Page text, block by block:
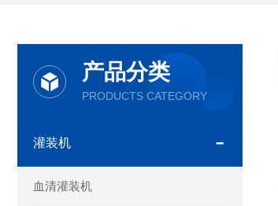
产品分类
PRODUCTS CATEGORY
灌装机
血清灌装机